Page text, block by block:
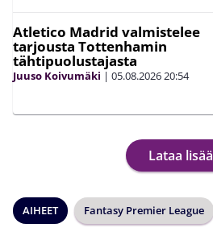
Atletico Madrid valmistelee
tarjousta Tottenhamin
tähtipuolustajasta
Juuso Koivumäki | 05.08.202620:54
Lataa lisää
AIHEET Fantasy Premier League